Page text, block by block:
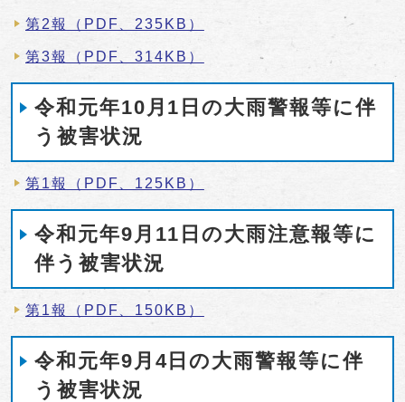
第2報（PDF、235KB）
第3報（PDF、314KB）
令和元年10月1日の大雨警報等に伴
う被害状況
第1報（PDF、125KB）
令和元年9月11日の大雨注意報等に
伴う被害状況
第1報（PDF、150KB）
令和元年9月4日の大雨警報等に伴
う被害状況